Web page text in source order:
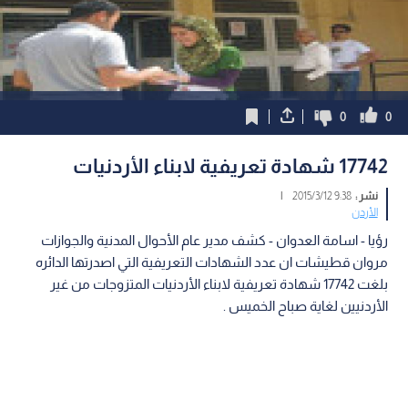
0
0
17742 شهادة تعريفية لابناء الأردنيات
نشر :9:38 2015/3/12
|
الأردن
رؤيا - اسامة العدوان - كشف مدير عام الأحوال المدنية والجوازات
مروان قطيشات ان عدد الشهادات التعريفية التي اصدرتها الدائره
بلغت 17742 شهادة تعريفية لابناء الأردنيات المتزوجات من غير
الأردنيين لغاية صباح الخميس .